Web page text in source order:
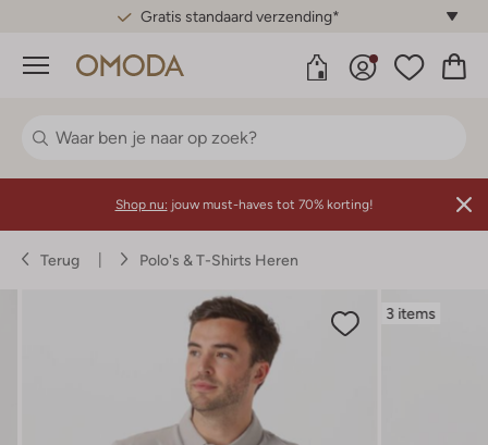
Gratis standaard verzending*
Menu
Shop nu: jouw must-haves tot 70% korting!
Terug Polo's & T-Shirts Heren
3 items